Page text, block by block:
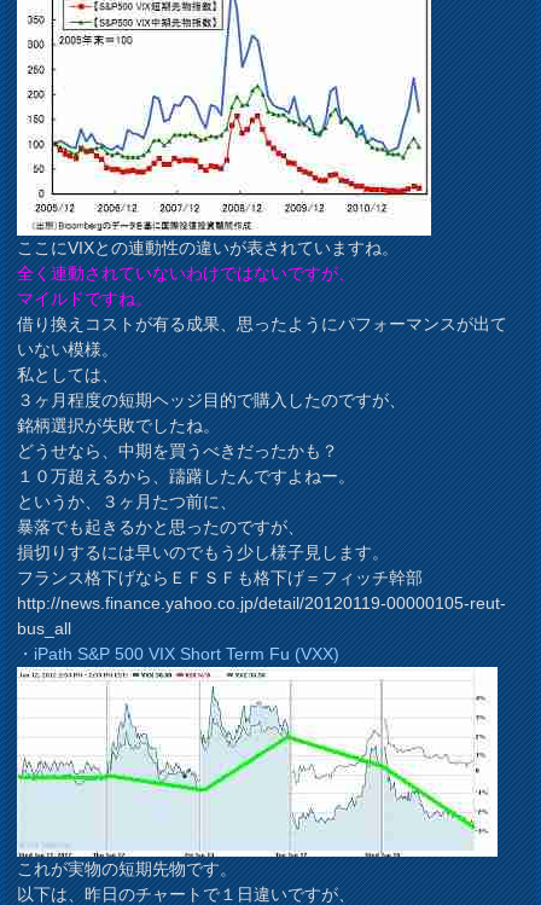
ここにVIXとの連動性の違いが表されていますね。
全く連動されていないわけではないですが、
マイルドですね。
借り換えコストが有る成果、思ったようにパフォーマンスが出て
いない模様。
私としては、
３ヶ月程度の短期ヘッジ目的で購入したのですが、
銘柄選択が失敗でしたね。
どうせなら、中期を買うべきだったかも？
１０万超えるから、躊躇したんですよねー。
というか、３ヶ月たつ前に、
暴落でも起きるかと思ったのですが、
損切りするには早いのでもう少し様子見します。
フランス格下げならＥＦＳＦも格下げ＝フィッチ幹部
http://news.finance.yahoo.co.jp/detail/20120119-00000105-reut-
bus_all
・iPath S&P 500 VIX Short Term Fu (VXX)
これが実物の短期先物です。
以下は、昨日のチャートで１日違いですが、